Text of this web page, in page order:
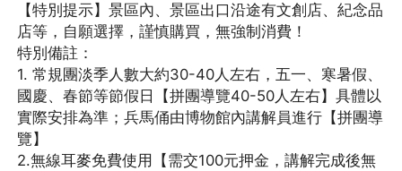
【特別提示】景區內、景區出口沿途有文創店、紀念品
店等，自願選擇，謹慎購買，無強制消費！
特別備註：
1. 常規團淡季人數大約30-40人左右，五一、寒暑假、
國慶、春節等節假日【拼團導覽40-50人左右】具體以
實際安排為準；兵馬俑由博物館內講解員進行【拼團導
覽】
2.無線耳麥免費使用【需交100元押金，講解完成後無